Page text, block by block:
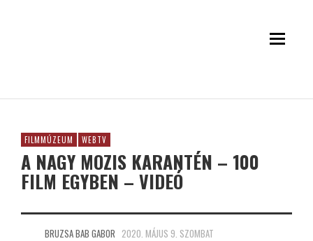
FILMMÚZEUM WEBTV
A NAGY MOZIS KARANTÉN – 100
FILM EGYBEN – VIDEÓ
BRUZSA BAB GABOR 2020. MÁJUS 9. SZOMBAT